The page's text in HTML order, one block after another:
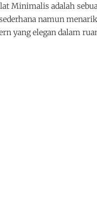
Minimalis adalah
namun
yang elegan dalam